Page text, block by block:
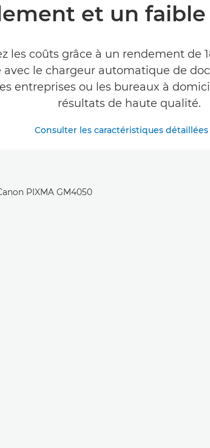
et un
les coûts grâce à un rendement de
le chargeur automatique de
entreprises ou les bureaux à
résultats de haute qualité.
Consulter les caractéristiques détaillées